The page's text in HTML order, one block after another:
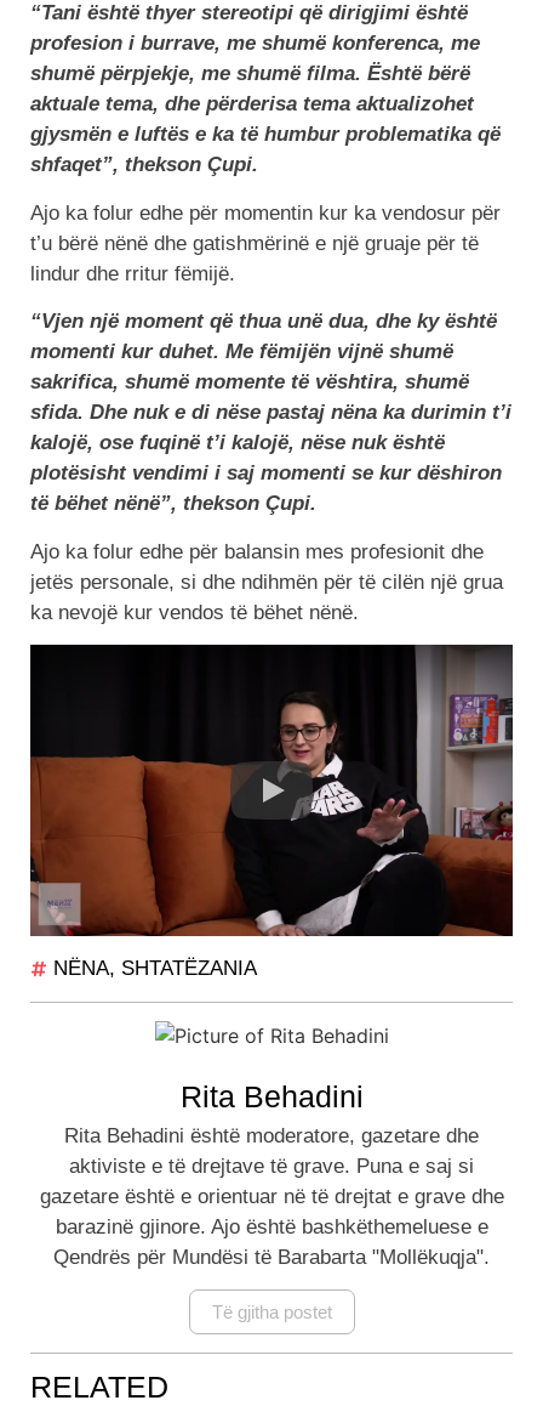
“Tani është thyer stereotipi që dirigjimi është
profesion i burrave, me shumë konferenca, me
shumë përpjekje, me shumë filma. Është bërë
aktuale tema, dhe përderisa tema aktualizohet
gjysmën e luftës e ka të humbur problematika që
shfaqet”, thekson Çupi.
Ajo ka folur edhe për momentin kur ka vendosur për
t’u bërë nënë dhe gatishmërinë e një gruaje për të
lindur dhe rritur fëmijë.
“Vjen një moment që thua unë dua, dhe ky është
momenti kur duhet. Me fëmijën vijnë shumë
sakrifica, shumë momente të vështira, shumë
sfida. Dhe nuk e di nëse pastaj nëna ka durimin t’i
kalojë, ose fuqinë t’i kalojë, nëse nuk është
plotësisht vendimi i saj momenti se kur dëshiron
të bëhet nënë”, thekson Çupi.
Ajo ka folur edhe për balansin mes profesionit dhe
jetës personale, si dhe ndihmën për të cilën një grua
ka nevojë kur vendos të bëhet nënë.
NËNA, SHTATËZANIA
Rita Behadini
Rita Behadini është moderatore, gazetare dhe
aktiviste e të drejtave të grave. Puna e saj si
gazetare është e orientuar në të drejtat e grave dhe
barazinë gjinore. Ajo është bashkëthemeluese e
Qendrës për Mundësi të Barabarta "Mollëkuqja".
Të gjitha postet
RELATED